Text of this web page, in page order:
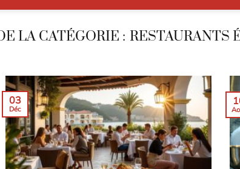
RESTAURANTS
03
Déc